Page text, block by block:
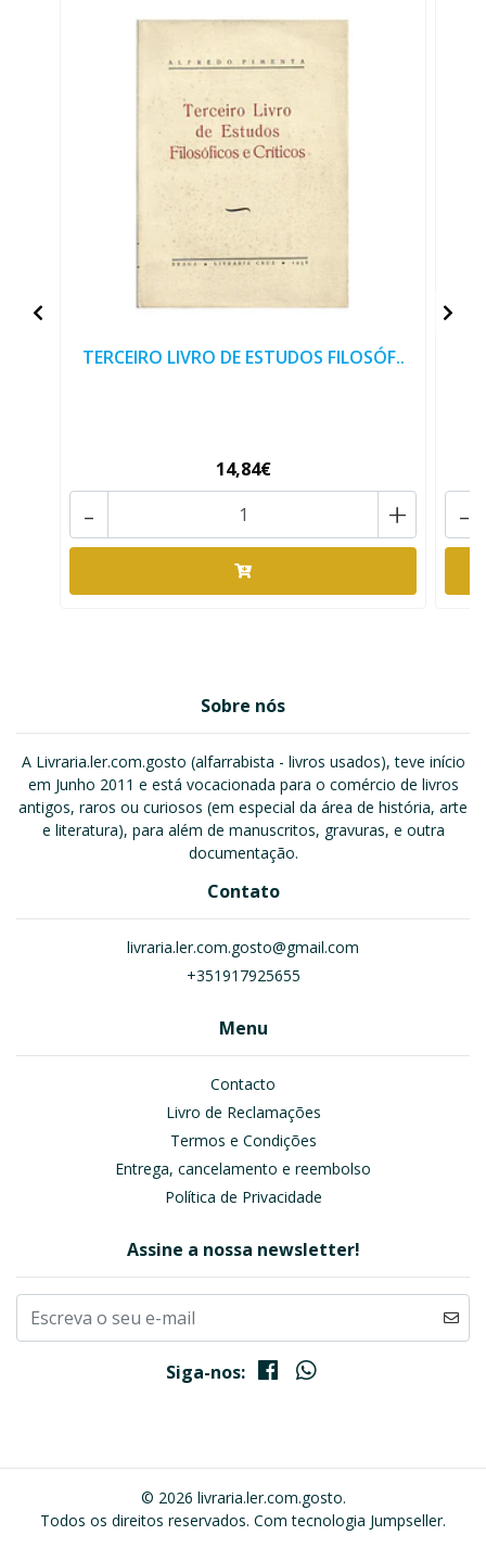
TERCEIRO LIVRO DE ESTUDOS FILOSÓF..
14,84€
+
- -
Sobre nós
A Livraria.ler.com.gosto (alfarrabista - livros usados), teve início
em Junho 2011 e está vocacionada para o comércio de livros
antigos, raros ou curiosos (em especial da área de história, arte
e literatura), para além de manuscritos, gravuras, e outra
documentação.
Contato
livraria.ler.com.gosto@gmail.com
+351917925655
Menu
Contacto
Livro de Reclamações
Termos e Condições
Entrega, cancelamento e reembolso
Política de Privacidade
Assine a nossa newsletter!
Siga-nos:
© 2026 livraria.ler.com.gosto.
Todos os direitos reservados. Com tecnologia Jumpseller.